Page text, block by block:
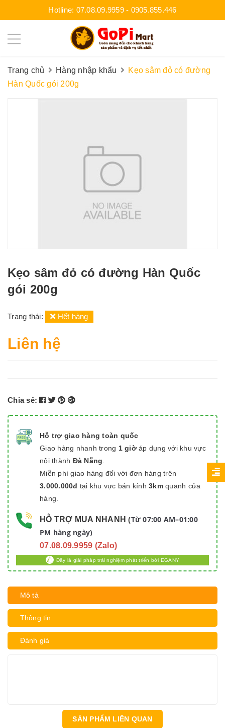
Hotline: 07.08.09.9959- 0905.855.446
Trang chủ Hàng nhập khẩu
Kẹo sâm đỏ có đường
Hàn Quốc gói 200g
Kẹo sâm đỏ có đường Hàn Quốc
gói 200g
Trạng thái: Hết hàng
Liên hệ
Chia sẻ:
Hỗ trợ giao hàng toàn quốc
Giao hàng nhanh trong 1 giờáp dụng với khu vực
nội thành Đà Nẵng
Miễn phí giao hàng đối với đơn hàng trên
3.000.000đ tại khu vực bán kính 3kmquanh cửa
hàng.
HỖ TRỢ MUA NHANH (Từ 07:00 AM–01:00
PM hàng ngày)
07.08.09.9959 (Zalo)
Đây là giải pháp trải nghiệm phát triển bởi EGANY
Mô tả
Thông tin
Đánh giá
SẢN PHẨM LIÊN QUAN